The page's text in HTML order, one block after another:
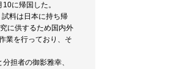
に帰国した。
料は日本に持ち帰
に供するため国内外
業を行っており、そ
担者の御影雅幸、